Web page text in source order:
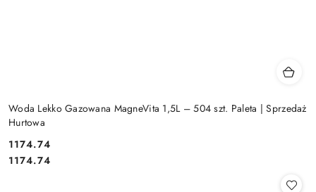
Woda Lekko Gazowana MagneVita 1,5L – 504 szt. Paleta | Sprzedaż
Hurtowa
Cena:
1174.74
Cena:
1174.74